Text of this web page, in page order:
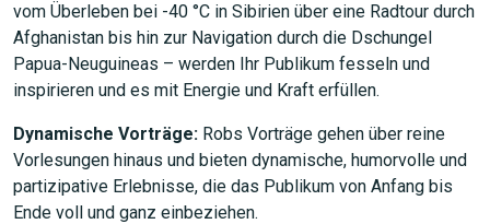
vom Überleben bei -40 °C in Sibirien über eine Radtour durch
Afghanistan bis hin zur Navigation durch die Dschungel
Papua-Neuguineas – werden Ihr Publikum fesseln und
inspirieren und es mit Energie und Kraft erfüllen.
Dynamische Vorträge: Robs Vorträge gehen über reine
Vorlesungen hinaus und bieten dynamische, humorvolle und
partizipative Erlebnisse, die das Publikum von Anfang bis
Ende voll und ganz einbeziehen.